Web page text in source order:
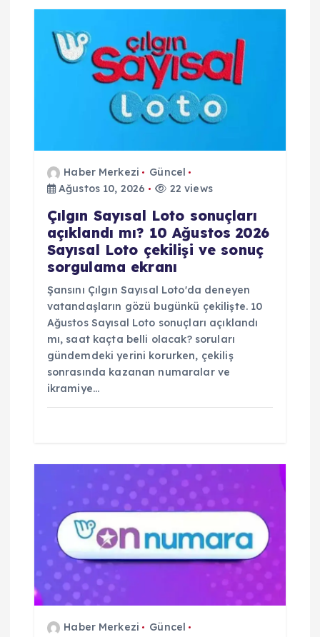
e
Haber Merkezi
Güncel
Ağustos 10, 2026
22 views
Çılgın Sayısal Loto sonuçları
açıklandı mı? 10 Ağustos 2026
Sayısal Loto çekilişi ve sonuç
sorgulama ekranı
Şansını Çılgın Sayısal Loto'da deneyen
vatandaşların gözü bugünkü çekilişte. 10
Ağustos Sayısal Loto sonuçları açıklandı
mı, saat kaçta belli olacak? soruları
gündemdeki yerini korurken, çekiliş
sonrasında kazanan numaralar ve
ikramiye…
Haber Merkezi Güncel